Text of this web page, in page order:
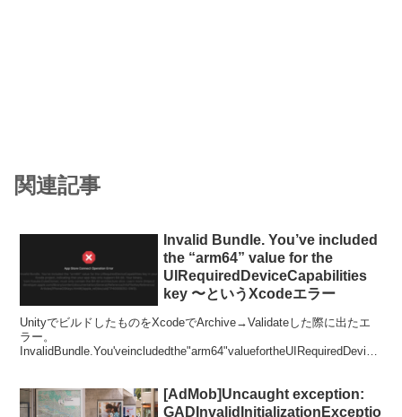
関連記事
Invalid Bundle. You’ve included
the “arm64” value for the
UIRequiredDeviceCapabilities
key 〜というXcodeエラー
UnityでビルドしたものをXcodeでArchive→Validateした際に出たエ
ラー。
InvalidBundle.You'veincludedthe"arm64"valuefortheUIRequiredDevice
[AdMob]Uncaught exception:
GADInvalidInitializationExceptio